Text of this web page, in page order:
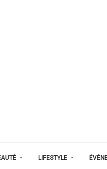
LIFESTYLE